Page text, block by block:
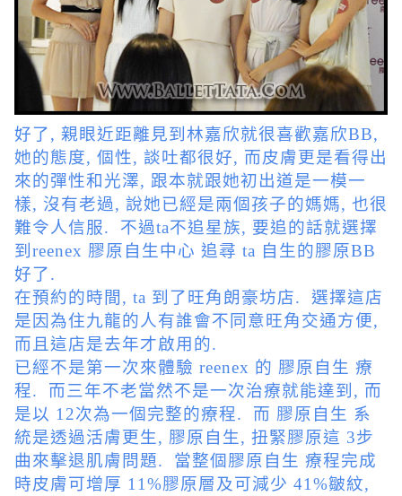
好了, 親眼近距離見到林嘉欣就很喜歡嘉欣BB,
她的態度, 個性, 談吐都很好, 而皮膚更是看得出
來的彈性和光澤, 跟本就跟她初出道是一模一
樣, 沒有老過, 說她已經是兩個孩子的媽媽, 也很
難令人信服. 不過ta不追星族, 要追的話就選擇
到reenex 膠原自生中心 追尋 ta 自生的膠原BB
好了.
在預約的時間, ta 到了旺角朗豪坊店. 選擇這店
是因為住九龍的人有誰會不同意旺角交通方便,
而且這店是去年才啟用的.
已經不是第一次來體驗 reenex 的 膠原自生 療
程. 而三年不老當然不是一次治療就能達到, 而
是以 12次為一個完整的療程. 而 膠原自生 系
統是透過活膚更生, 膠原自生, 扭緊膠原這 3步
曲來擊退肌膚問題. 當整個膠原自生 療程完成
時皮膚可增厚 11%膠原層及可減少 41%皺紋,